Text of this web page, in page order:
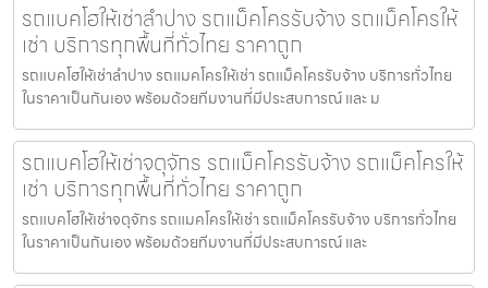
รถแบคโฮให้เช่าลำปาง รถแม็คโครรับจ้าง รถแม็คโครให้
เช่า บริการทุกพื้นที่ทั่วไทย ราคาถูก
รถแบคโฮให้เช่าลำปาง รถแมคโครให้เช่า รถแม็คโครรับจ้าง บริการทั่วไทย
ในราคาเป็นกันเอง พร้อมด้วยทีมงานที่มีประสบการณ์ และ ม
รถแบคโฮให้เช่าจตุจักร รถแม็คโครรับจ้าง รถแม็คโครให้
เช่า บริการทุกพื้นที่ทั่วไทย ราคาถูก
รถแบคโฮให้เช่าจตุจักร รถแมคโครให้เช่า รถแม็คโครรับจ้าง บริการทั่วไทย
ในราคาเป็นกันเอง พร้อมด้วยทีมงานที่มีประสบการณ์ และ